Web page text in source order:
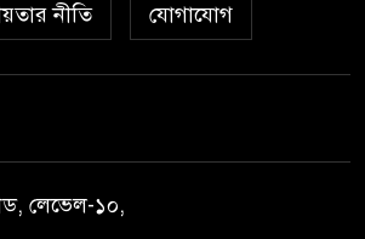
নীতি যোগাযোগ
লেভেল-১০,